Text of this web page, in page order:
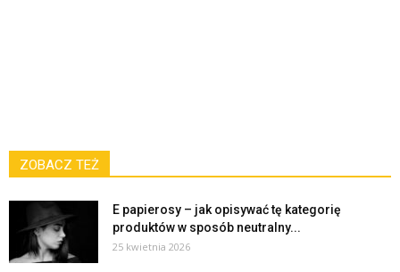
ZOBACZ TEŻ
E papierosy – jak opisywać tę kategorię
produktów w sposób neutralny...
25 kwietnia 2026